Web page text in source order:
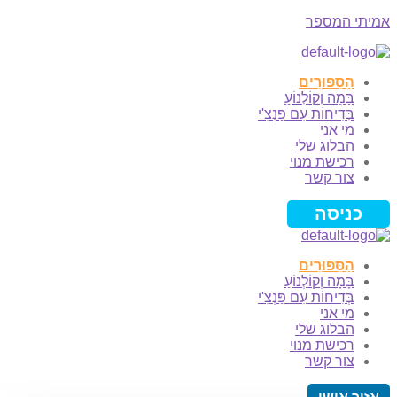
אמיתי המספר
Menu
הַסִּפּוּרִים
בָּמָה וְקוֹלְנוֹעַ
בְּדִיחוֹת עִם פַּנְצִ'י
מי אני
הבלוג שלי
רכישת מנוי
צור קשר
כניסה
הַסִּפּוּרִים
בָּמָה וְקוֹלְנוֹעַ
בְּדִיחוֹת עִם פַּנְצִ'י
מי אני
הבלוג שלי
רכישת מנוי
צור קשר